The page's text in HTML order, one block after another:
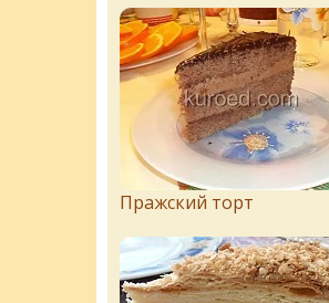
Пражский торт